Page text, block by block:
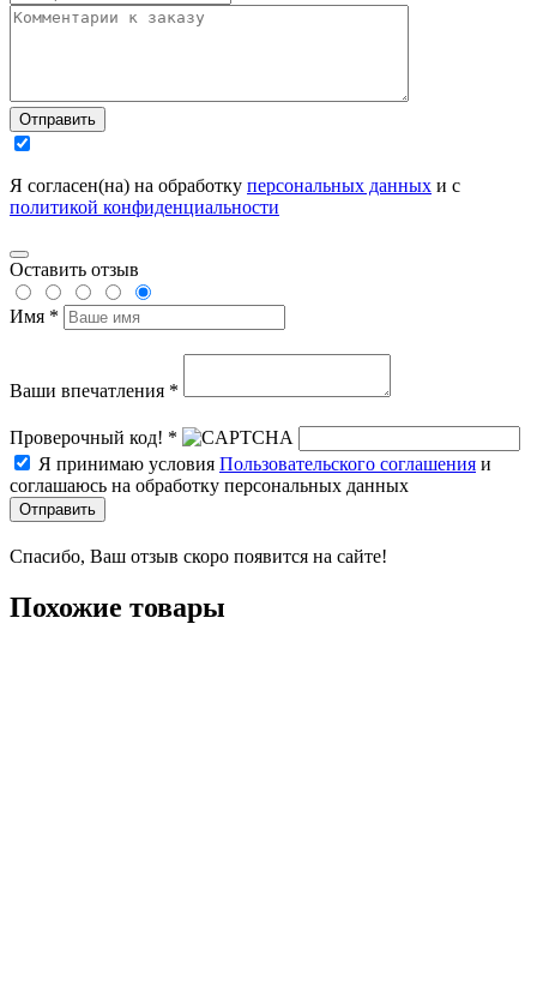
Отправить
Я согласен(на) на обработку персональных данных и с
политикой конфиденциальности
Оставить отзыв
Имя *
Ваши впечатления *
Проверочный код! *
Я принимаю условия Пользовательского соглашения и
соглашаюсь на обработку персональных данных
Отправить
Спасибо, Ваш отзыв скоро появится на сайте!
Похожие товары